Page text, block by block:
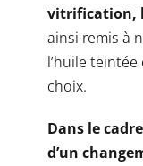
vitrification,
ainsi remis à
l’huile
choix.
Dans le
d’un